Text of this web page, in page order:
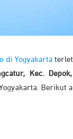
di Yogyakarta
Kec.
Berikut